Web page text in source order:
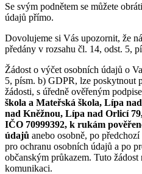
Se svým podnětem se můžete
údajů přímo.
Dovolujeme si Vás upozornit, že
předány v rozsahu čl. 14, odst. 5,
Žádost o výčet osobních údajů o
5, písm. b) GDPR, lze poskytnout
žádosti, s úředně ověřeným
škola a Mateřská škola, Lípa
nad Kněžnou, Lípa nad Orlicí
IČO 70999392, k rukám
údajů anebo osobně, po
pro ochranu osobních údajů a po
občanským průkazem. Tuto
komunikaci.